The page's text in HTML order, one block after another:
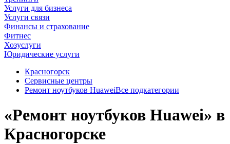
Услуги для бизнеса
Услуги связи
Финансы и страхование
Фитнес
Хозуслуги
Юридические услуги
Красногорск
Сервисные центры
Ремонт ноутбуков HuaweiВсе подкатегории
«Ремонт ноутбуков Huawei» в
Красногорске